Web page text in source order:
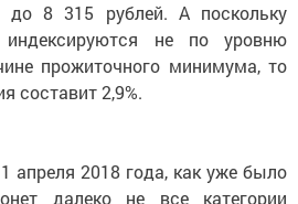
8 315 рублей. А поскольку
не по уровню
прожиточного минимума, то
составит 2,9%.
апреля 2018 года, как уже было
далеко не все категории